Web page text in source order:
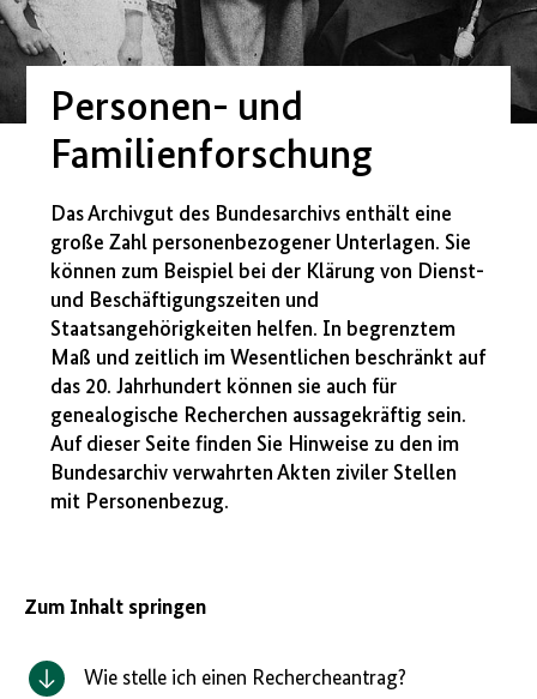
Personen- und
Familienforschung
Das Archivgut des Bundesarchivs enthält eine
große Zahl personenbezogener Unterlagen. Sie
können zum Beispiel bei der Klärung von Dienst-
und Beschäftigungszeiten und
Staatsangehörigkeiten helfen. In begrenztem
Maß und zeitlich im Wesentlichen beschränkt auf
das 20. Jahrhundert können sie auch für
genealogische Recherchen aussagekräftig sein.
Auf dieser Seite finden Sie Hinweise zu den im
Bundesarchiv verwahrten Akten ziviler Stellen
mit Personenbezug.
Zum Inhalt springen
Wie stelle ich einen Rechercheantrag?